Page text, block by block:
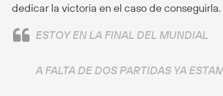
dedicar la victoria en el caso de conseguirla.
ESTOY EN LA FINAL DEL MUNDIAL
A FALTA DE DOS PARTIDAS YA